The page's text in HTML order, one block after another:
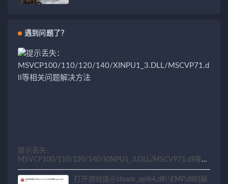
遇到问题了？
提示丢失：
MSVCP100/110/120/140/XINPU1_3.DLL/MSCVP71.dll等相
关问题解决方法
打开游戏提示steam_api64.dll\\EMP.dll的解